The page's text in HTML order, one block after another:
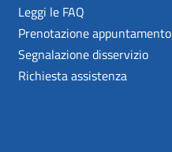
Leggi le FAQ
Prenotazione appuntamento
Segnalazione disservizio
Richiesta assistenza